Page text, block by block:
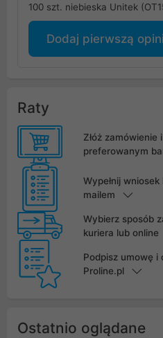
100 szt. niebieska Unitek
Dodaj pierwszą
Raty
Złóż
preferowanym
Wypełnij
mailem
Wybierz sposób
kuriera lub online
Podpisz umowę i
Proline.pl
Ostatnio oglądane